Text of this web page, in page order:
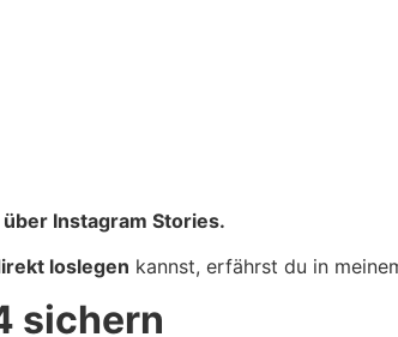
Instagram Stories.
loslegen kannst, erfährst du in
sichern